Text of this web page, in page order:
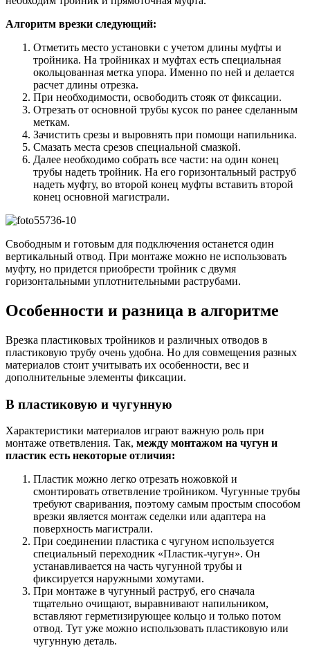
Алгоритм врезки следующий:
Отметить место установки с учетом длины муфты и
тройника. На тройниках и муфтах есть специальная
окольцованная метка упора. Именно по ней и делается
расчет длины отрезка.
При необходимости, освободить стояк от фиксации.
Отрезать от основной трубы кусок по ранее сделанным
меткам.
Зачистить срезы и выровнять при помощи напильника.
Смазать места срезов специальной смазкой.
Далее необходимо собрать все части: на один конец
трубы надеть тройник. На его горизонтальный раструб
надеть муфту, во второй конец муфты вставить второй
конец основной магистрали.
Свободным и готовым для подключения останется один
вертикальный отвод. При монтаже можно не использовать
муфту, но придется приобрести тройник с двумя
горизонтальными уплотнительными раструбами.
Особенности и разница в алгоритме
Врезка пластиковых тройников и различных отводов в
пластиковую трубу очень удобна. Но для совмещения разных
материалов стоит учитывать их особенности, вес и
дополнительные элементы фиксации.
В пластиковую и чугунную
Характеристики материалов играют важную роль при
монтаже ответвления. Так, между монтажом на чугун и
пластик есть некоторые отличия:
Пластик можно легко отрезать ножовкой и
смонтировать ответвление тройником. Чугунные трубы
требуют сваривания, поэтому самым простым способом
врезки является монтаж седелки или адаптера на
поверхность магистрали.
При соединении пластика с чугуном используется
специальный переходник «Пластик-чугун». Он
устанавливается на часть чугунной трубы и
фиксируется наружными хомутами.
При монтаже в чугунный раструб, его сначала
тщательно очищают, выравнивают напильником,
вставляют герметизирующее кольцо и только потом
отвод. Тут уже можно использовать пластиковую или
чугунную деталь.